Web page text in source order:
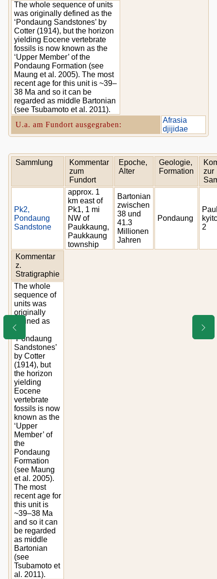
The whole sequence of units
was originally defined as the
‘Pondaung Sandstones’ by
Cotter (1914), but the horizon
yielding Eocene vertebrate
fossils is now known as the
‘Upper Member’ of the
Pondaung Formation (see
Maung et al. 2005). The most
recent age for this unit is ~39–
38 Ma and so it can be
regarded as middle Bartonian
(see Tsubamoto et al. 2011).
U.a. am Fundort ausgegraben:
Afrasia
djijidae
Sammlung
Kommentar
zum
Fundort
Epoche,
Alter
Geologie,
Formation
zur
Pk2,
Pondaung
Sandstone
approx. 1
km east of
Pk1, 1 mi
NW of
Paukkaung,
Paukkaung
township
Bartonian
zwischen
38 und
41.3
Millionen
Jahren
Pondaung
2
Kommentar
z.
Stratigraphie
The whole
sequence of
units was
originally
defined as
the
‘Pondaung
Sandstones’
by Cotter
(1914), but
the horizon
yielding
Eocene
vertebrate
fossils is now
known as the
‘Upper
Member’ of
the
Pondaung
Formation
(see Maung
et al. 2005).
The most
recent age for
this unit is
~39–38 Ma
and so it can
be regarded
as middle
Bartonian
(see
Tsubamoto et
al. 2011).